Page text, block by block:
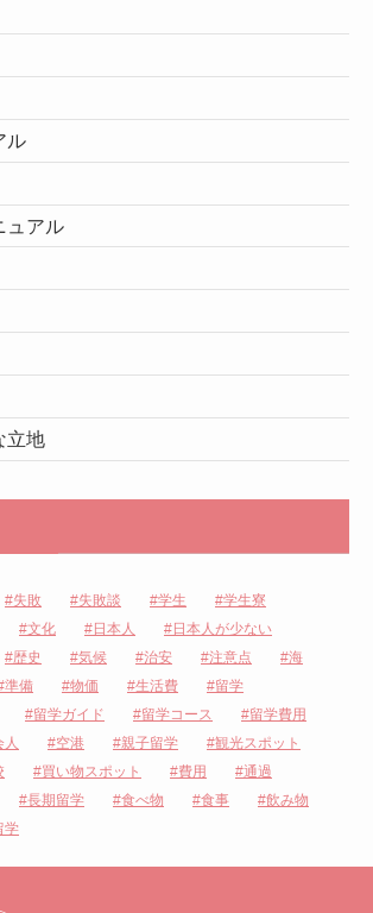
ル
ュアル
立地
失敗 失敗談 学生
学生寮
文化 日本人
日本人が少ない
歴史 気候 治安 注意点
海
準備 物価 生活費
留学
留学ガイド 留学コース
留学費用
空港 親子留学
観光スポット
買い物スポット 費用
通過
長期留学 食べ物 食事
飲み物
学